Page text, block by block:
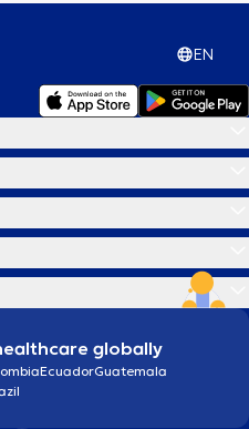
EN
globally
EcuadorGuatemala